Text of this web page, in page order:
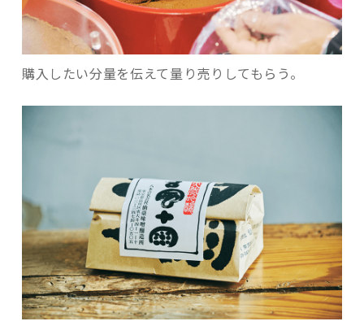
購入したい分量を伝えて量り売りしてもらう。